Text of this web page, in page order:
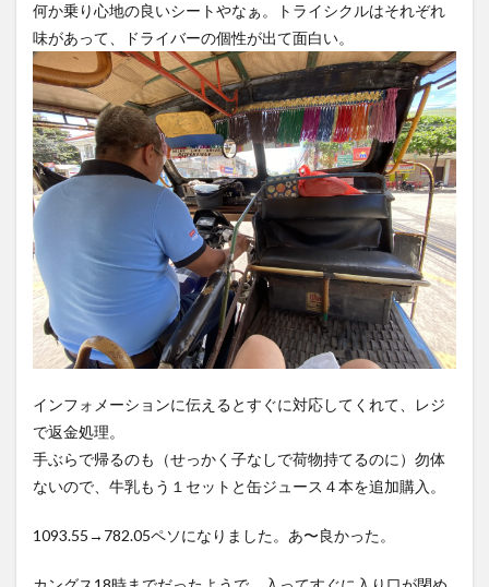
何か乗り心地の良いシートやなぁ。トライシクルはそれぞれ
味があって、ドライバーの個性が出て面白い。
インフォメーションに伝えるとすぐに対応してくれて、レジ
で返金処理。
手ぶらで帰るのも（せっかく子なしで荷物持てるのに）勿体
ないので、牛乳もう１セットと缶ジュース４本を追加購入。
1093.55→782.05ペソになりました。あ〜良かった。